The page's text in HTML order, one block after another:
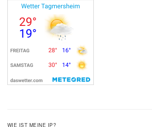
WIE IST MEINE IP?